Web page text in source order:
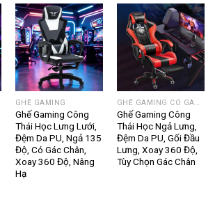
GHẾ GAMING
Ghế Gaming Công
Thái Học Lưng Lưới,
Đệm Da PU, Ngả 135
Độ, Có Gác Chân,
Xoay 360 Độ, Nâng
Hạ
Ghế Gaming Công
Thái Học Ngả Lưng,
Đệm Da PU, Gối Đầu
Lưng, Xoay 360 Độ,
Tùy Chọn Gác Chân